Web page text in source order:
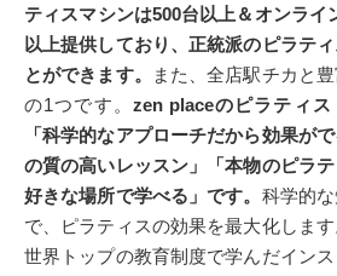
ティスマシンは500台以上＆オンライ
以上提供しており、正統派のピラテ
とができます。
また、全店駅チカと
の1つです。 zen placeのピラティ
「科学的なアプローチだから効果が
の質の高いレッスン」「本物のピラ
好きな場所で学べる」です。 科学的
で、ピラティスの効果を最大化しま
世界トップの教育制度で学んだイン